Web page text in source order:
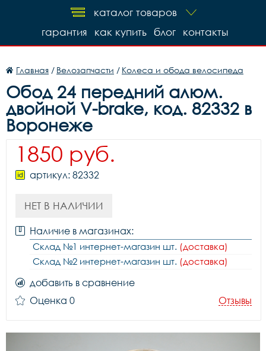
каталог товаров
контакты
блог
как купить
гарантия
Главная / Велозапчасти / Колеса и обода велосипеда
Обод 24 передний алюм.
двойной V-brake, код. 82332 в
Воронеже
1850 руб.
артикул: 82332
НЕТ В НАЛИЧИИ
Наличие в магазинах:
Склад №1 интернет-магазин шт. (доставка)
Склад №2 интернет-магазин шт. (доставка)
добавить в сравнение
Оценка 0
Отзывы